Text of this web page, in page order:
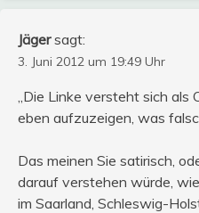
Jäger sagt:
3. Juni 2012 um 19:49 Uhr
„Die Linke versteht sich als
eben aufzuzeigen, was
Das meinen Sie satirisch,
darauf verstehen würde,
im Saarland, Schleswig-